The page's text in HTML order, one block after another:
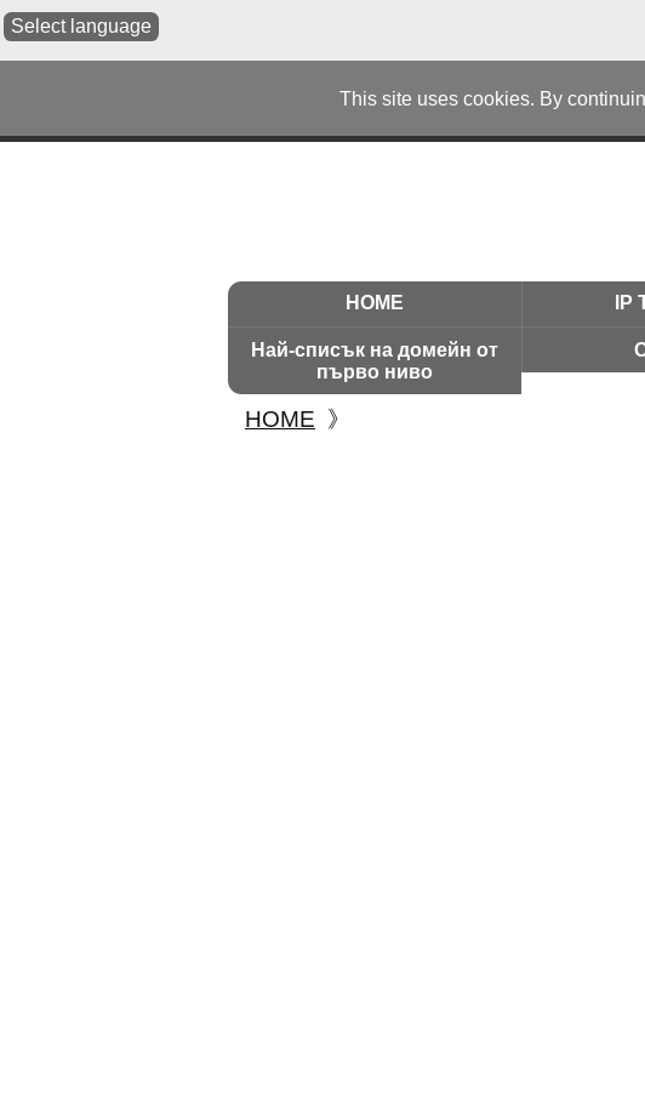
This site uses cookies. By
Select language
HOME IP
Най-списък на домейн от
първо ниво
HOME 》